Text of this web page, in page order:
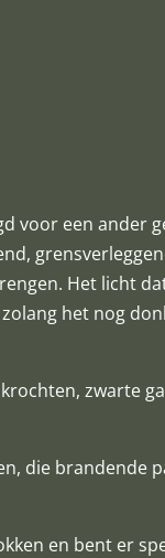
voor een ander
Het licht
het nog
zwarte
die brandende
en bent er